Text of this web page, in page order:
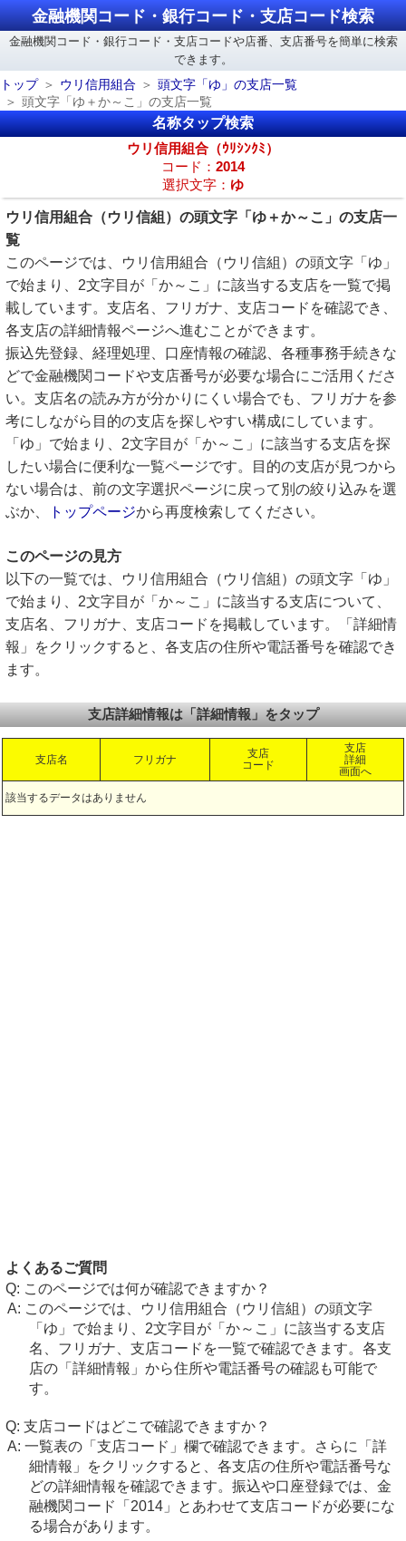
金融機関コード・銀行コード・支店コード検索
金融機関コード・銀行コード・支店コードや店番、支店番号を簡単に検索
できます。
トップ
ウリ信用組合
頭文字「ゆ」の支店一覧
頭文字「ゆ＋か～こ」の支店一覧
名称タップ検索
ウリ信用組合（ｳﾘｼﾝｸﾐ）
コード： 2014
選択文字： ゆ
ウリ信用組合（ウリ信組）の頭文字「ゆ＋か～こ」の支店一
覧
このページでは、ウリ信用組合（ウリ信組）の頭文字「ゆ」
で始まり、2文字目が「か～こ」に該当する支店を一覧で掲
載しています。支店名、フリガナ、支店コードを確認でき、
各支店の詳細情報ページへ進むことができます。
振込先登録、経理処理、口座情報の確認、各種事務手続きな
どで金融機関コードや支店番号が必要な場合にご活用くださ
い。支店名の読み方が分かりにくい場合でも、フリガナを参
考にしながら目的の支店を探しやすい構成にしています。
「ゆ」で始まり、2文字目が「か～こ」に該当する支店を探
したい場合に便利な一覧ページです。目的の支店が見つから
ない場合は、前の文字選択ページに戻って別の絞り込みを選
ぶか、
トップページから再度検索してください。
このページの見方
以下の一覧では、ウリ信用組合（ウリ信組）の頭文字「ゆ」
で始まり、2文字目が「か～こ」に該当する支店について、
支店名、フリガナ、支店コードを掲載しています。「詳細情
報」をクリックすると、各支店の住所や電話番号を確認でき
ます。
支店詳細情報は「詳細情報」をタップ
支店名 フリガナ
支店
コード
支店
詳細
画面へ
該当するデータはありません
よくあるご質問
このページでは何が確認できますか？
このページでは、ウリ信用組合（ウリ信組）の頭文字
「ゆ」で始まり、2文字目が「か～こ」に該当する支店
名、フリガナ、支店コードを一覧で確認できます。各支
店の「詳細情報」から住所や電話番号の確認も可能で
す。
支店コードはどこで確認できますか？
一覧表の「支店コード」欄で確認できます。さらに「詳
細情報」をクリックすると、各支店の住所や電話番号な
どの詳細情報を確認できます。振込や口座登録では、金
融機関コード「2014」とあわせて支店コードが必要にな
る場合があります。